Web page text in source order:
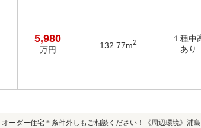
5,980
万円 132.77m2
１種中
あり
ダー住宅＊条件外しもご相談ください！《周辺環境》浦